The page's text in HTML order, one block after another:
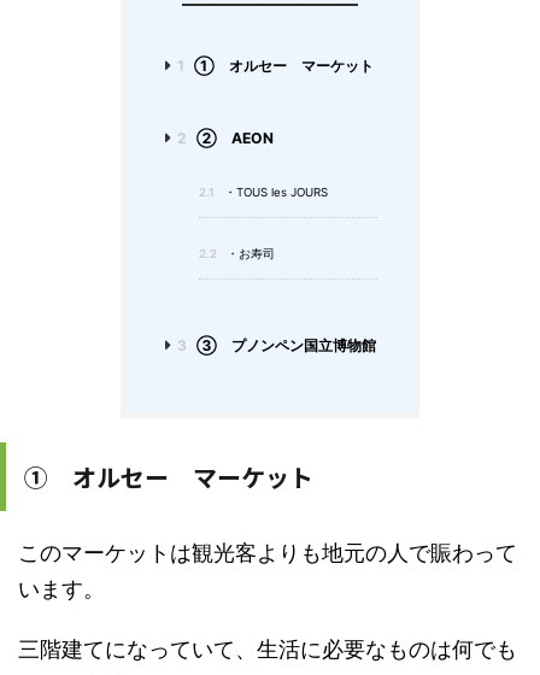
1 ➀ オルセー マーケット
2 ② AEON
2.1 ・TOUS les JOURS
2.2 ・お寿司
3 ③ プノンペン国立博物館
➀ オルセー マーケット
このマーケットは観光客よりも地元の人で賑わって
います。
三階建てになっていて、生活に必要なものは何でも